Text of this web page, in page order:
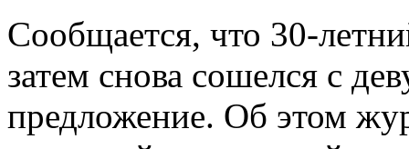
Сообщается, что 30-
затем снова сошелся с
предложение. Об этом